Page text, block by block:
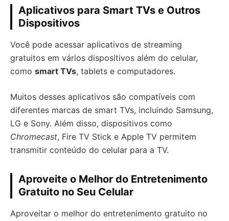
Aplicativos para Smart TVs e Outros
Dispositivos
Você pode acessar aplicativos de streaming
gratuitos em vários dispositivos além do celular,
como smart TVs, tablets e computadores.
Muitos desses aplicativos são compatíveis com
diferentes marcas de smart TVs, incluindo Samsung,
LG e Sony. Além disso, dispositivos como
Chromecast, Fire TV Stick e Apple TV permitem
transmitir conteúdo do celular para a TV.
Aproveite o Melhor do Entretenimento
Gratuito no Seu Celular
Aproveitar o melhor do entretenimento gratuito no